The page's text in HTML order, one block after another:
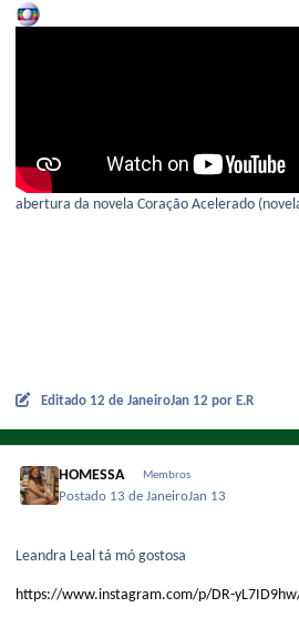
abertura da novela Coração Acelerado
Editado 12 de JaneiroJan 12por E.R
HOMESSA Membros
Postado 13 de JaneiroJan 13
Leandra Leal tá mó gostosa
https://www.instagram.com/p/DR-